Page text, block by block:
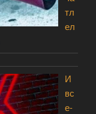
тл
ел
И
вс
е-